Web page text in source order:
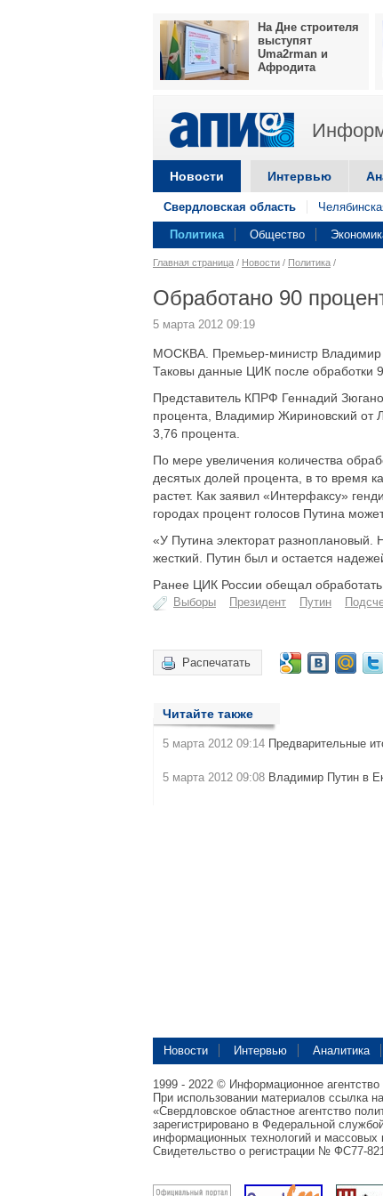
На Дне строителя
выступят
Uma2rman и
Афродита
Новости Интервью
Свердловская область
Политика Общество
Главная страница / Новости / Политика /
Обработано 90
5 марта 2012 09:19
МОСКВА. Премьер-министр Владимир
Таковы данные ЦИК после обработки
Представитель КПРФ Геннадий
процента, Владимир Жириновский от
3,76 процента.
По мере увеличения количества
десятых долей процента, в то время
растет. Как заявил «Интерфаксу»
городах процент голосов Путина
«У Путина электорат разноплановый.
жесткий. Путин был и остается
Ранее ЦИК России обещал обработать
Выборы Президент Путин
Распечатать
Читайте также
5 марта 2012 09:14 Предварительные
5 марта 2012 09:08 Владимир Путин в
Новости Интервью Аналитика
1999 - 2022 © Информационное
При использовании материалов ссылка
«Свердловское областное агентство
зарегистрировано в Федеральной
информационных технологий и массовых
Свидетельство о регистрации № ФС77-